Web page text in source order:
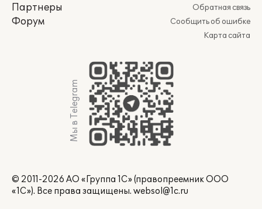
Партнеры
Форум
Обратная связь
Сообщить об ошибке
Карта сайта
Мы в Telegram
© 2011-2026 АО «Группа 1С» (правопреемник ООО
«1С»). Все права защищены. websol@1c.ru